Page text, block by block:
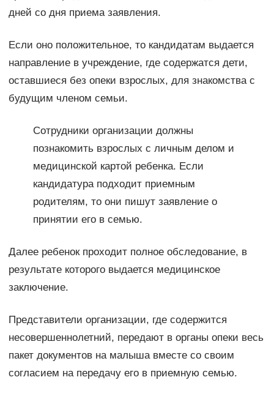
дней со дня приема заявления.
Если оно положительное, то кандидатам выдается
направление в учреждение, где содержатся дети,
оставшиеся без опеки взрослых, для знакомства с
будущим членом семьи.
Сотрудники организации должны
познакомить взрослых с личным делом и
медицинской картой ребенка. Если
кандидатура подходит приемным
родителям, то они пишут заявление о
принятии его в семью.
Далее ребенок проходит полное обследование, в
результате которого выдается медицинское
заключение.
Представители организации, где содержится
несовершеннолетний, передают в органы опеки весь
пакет документов на малыша вместе со своим
согласием на передачу его в приемную семью.